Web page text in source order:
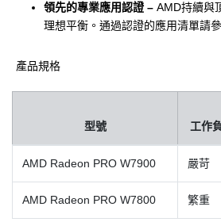
領先的專業應用認證 – AMD持續與
理想平衡。通過認證的應用清單請
產品規格
型號 工作
AMD Radeon PRO W7900 嚴苛
AMD Radeon PRO W7800 繁重